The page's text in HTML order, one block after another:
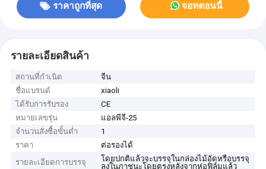
ราคาถูกที่สุด จอทตอนนี้
รายละเอียดสินค้า
สถานที่กำเนิด
จีน
ชื่อแบรนด์
xiaoli
ได้รับการรับรอง
CE
หมายเลขรุ่น
แอลพีจี-25
จำนวนสั่งซื้อขั้นต่ำ
1
ราคา
ต่อรองได้
รายละเอียดการบรรจุ
โดยปกติแล้วจะบรรจุในกล่องไม้อัดหรือบรรจุ
ลงในภาชนะโดยตรงหลังจากห่อฟิล์มแล้ว